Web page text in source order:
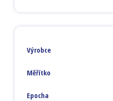
Výrobce
Měřítko
Epocha